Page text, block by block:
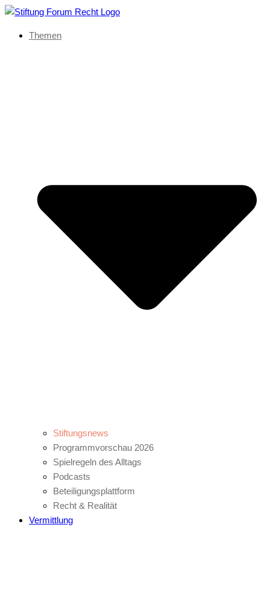
Themen
Stiftungsnews
Programmvorschau 2026
Spielregeln des Alltags
Podcasts
Beteiligungsplattform
Recht & Realität
Vermittlung